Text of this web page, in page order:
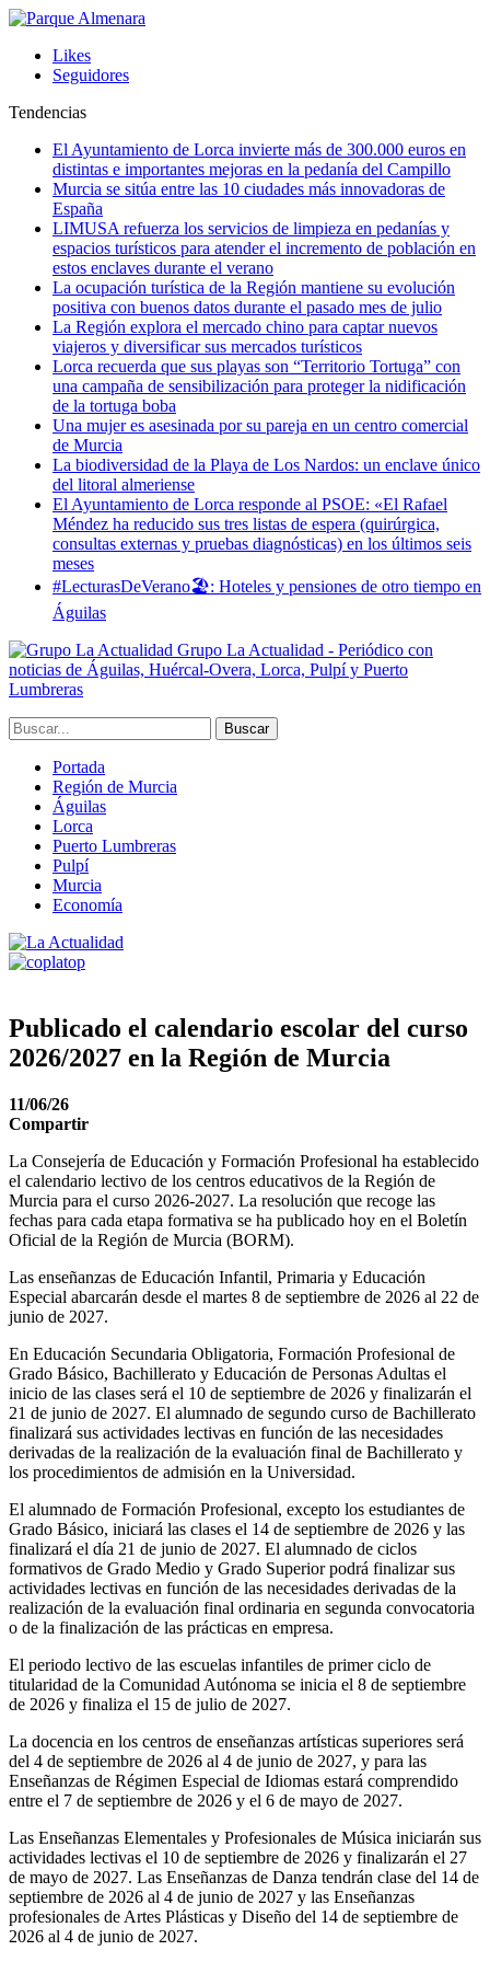
Likes
Seguidores
Tendencias
El Ayuntamiento de Lorca invierte más de 300.000 euros en
distintas e importantes mejoras en la pedanía del Campillo
Murcia se sitúa entre las 10 ciudades más innovadoras de
España
LIMUSA refuerza los servicios de limpieza en pedanías y
espacios turísticos para atender el incremento de población en
estos enclaves durante el verano
La ocupación turística de la Región mantiene su evolución
positiva con buenos datos durante el pasado mes de julio
La Región explora el mercado chino para captar nuevos
viajeros y diversificar sus mercados turísticos
Lorca recuerda que sus playas son “Territorio Tortuga” con
una campaña de sensibilización para proteger la nidificación
de la tortuga boba
Una mujer es asesinada por su pareja en un centro comercial
de Murcia
La biodiversidad de la Playa de Los Nardos: un enclave único
del litoral almeriense
El Ayuntamiento de Lorca responde al PSOE: «El Rafael
Méndez ha reducido sus tres listas de espera (quirúrgica,
consultas externas y pruebas diagnósticas) en los últimos seis
meses
#LecturasDeVerano🏖: Hoteles y pensiones de otro tiempo en
Águilas
Grupo La Actualidad - Periódico con
noticias de Águilas, Huércal-Overa, Lorca, Pulpí y Puerto
Lumbreras
Portada
Región de Murcia
Águilas
Lorca
Puerto Lumbreras
Pulpí
Murcia
Economía
Publicado el calendario escolar del curso
2026/2027 en la Región de Murcia
11/06/26
Compartir
La Consejería de Educación y Formación Profesional ha establecido
el calendario lectivo de los centros educativos de la Región de
Murcia para el curso 2026-2027. La resolución que recoge las
fechas para cada etapa formativa se ha publicado hoy en el Boletín
Oficial de la Región de Murcia (BORM).
Las enseñanzas de Educación Infantil, Primaria y Educación
Especial abarcarán desde el martes 8 de septiembre de 2026 al 22 de
junio de 2027.
En Educación Secundaria Obligatoria, Formación Profesional de
Grado Básico, Bachillerato y Educación de Personas Adultas el
inicio de las clases será el 10 de septiembre de 2026 y finalizarán el
21 de junio de 2027. El alumnado de segundo curso de Bachillerato
finalizará sus actividades lectivas en función de las necesidades
derivadas de la realización de la evaluación final de Bachillerato y
los procedimientos de admisión en la Universidad.
El alumnado de Formación Profesional, excepto los estudiantes de
Grado Básico, iniciará las clases el 14 de septiembre de 2026 y las
finalizará el día 21 de junio de 2027. El alumnado de ciclos
formativos de Grado Medio y Grado Superior podrá finalizar sus
actividades lectivas en función de las necesidades derivadas de la
realización de la evaluación final ordinaria en segunda convocatoria
o de la finalización de las prácticas en empresa.
El periodo lectivo de las escuelas infantiles de primer ciclo de
titularidad de la Comunidad Autónoma se inicia el 8 de septiembre
de 2026 y finaliza el 15 de julio de 2027.
La docencia en los centros de enseñanzas artísticas superiores será
del 4 de septiembre de 2026 al 4 de junio de 2027, y para las
Enseñanzas de Régimen Especial de Idiomas estará comprendido
entre el 7 de septiembre de 2026 y el 6 de mayo de 2027.
Las Enseñanzas Elementales y Profesionales de Música iniciarán sus
actividades lectivas el 10 de septiembre de 2026 y finalizarán el 27
de mayo de 2027. Las Enseñanzas de Danza tendrán clase del 14 de
septiembre de 2026 al 4 de junio de 2027 y las Enseñanzas
profesionales de Artes Plásticas y Diseño del 14 de septiembre de
2026 al 4 de junio de 2027.